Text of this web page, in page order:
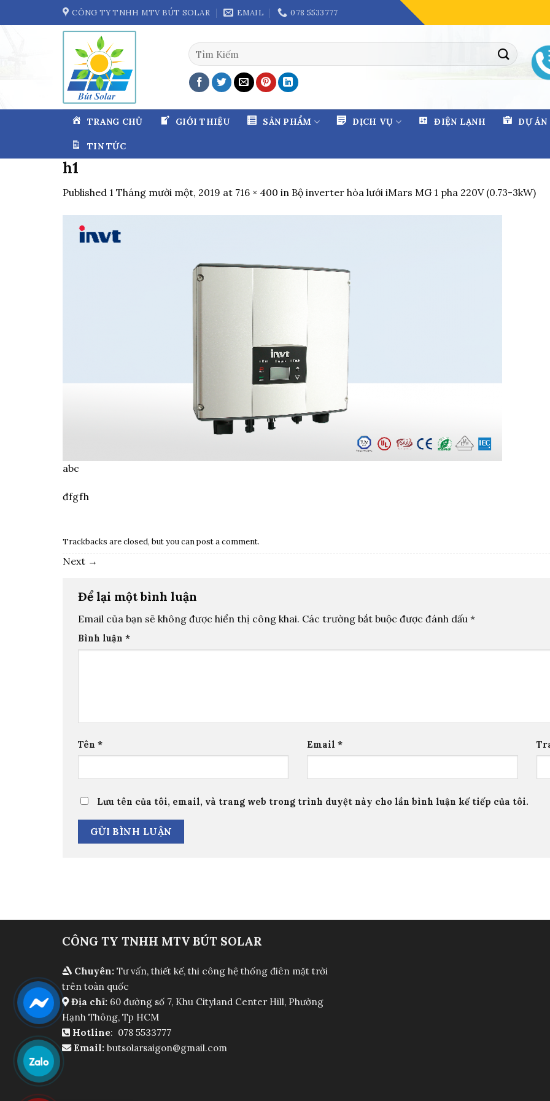
to
CÔNG TY TNHH MTV BÚT SOLAR EMAIL 078 5533777
Tìm
kiếm:
TRANG CHỦ GIỚI THIỆU SẢN PHẨM DỊCH VỤ ĐIỆN LẠNH DỰ ÁN
TIN TỨC
h1
Published 1 Tháng mười một, 2019 at 716 × 400 in Bộ inverter hòa lưới iMars MG 1 pha 220V (0.73-3kW)
abc
đfgfh
Trackbacks are closed, but you canpost a comment.
Next →
Để lại một bình luận
Email của bạn sẽ không được hiển thị công khai. Các trường bắt buộc được đánh dấu *
Bình luận *
Tên * Email*
Lưu tên của tôi, email, và trang web trong trình duyệt này cho lần bình luận kế tiếp của tôi.
CÔNG TY TNHH MTV BÚT SOLAR
Chuyên:Tư vấn, thiết kế, thi công hệ thống điên mặt trời
trên toàn quốc
Địa chỉ: 60 đường số 7, Khu Cityland Center Hill, Phường
Hạnh Thông, Tp HCM
Hotline: 078 5533777
Email:butsolarsaigon@gmail.com